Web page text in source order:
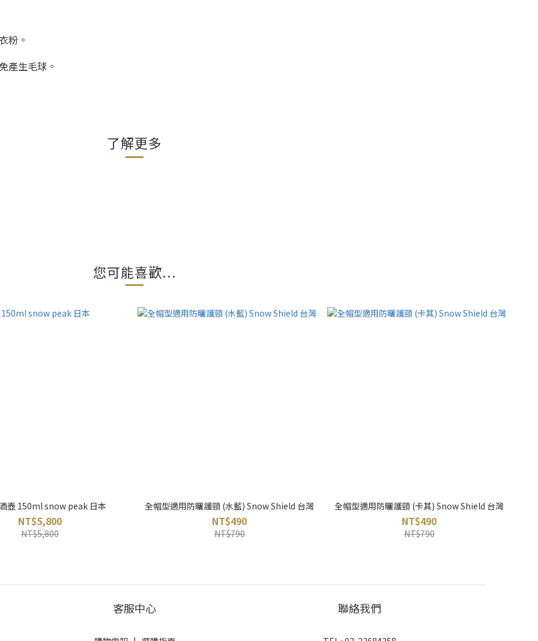
粉。
產生毛球。
了解更多
您可能喜歡...
壺 150ml snow peak 日本
NT$5,800
NT$5,800
全帽型適用防曬護頸 (水藍) Snow Shield 台灣
NT$490
NT$790
全帽型適用防曬護頸 (卡其) Snow Shield 台灣
NT$490
NT$790
客服中心 聯絡我們